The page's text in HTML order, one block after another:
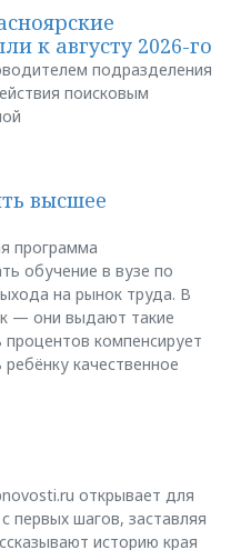
к августу 2026-го
подразделения
поисковым
высшее
программа
обучение в вузе по
на рынок труда. В
— они выдают такие
компенсирует
качественное
открывает для
первых шагов, заставляя
историю края